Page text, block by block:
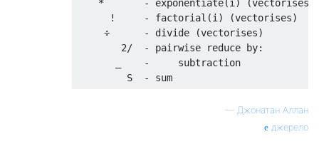
*       - exponentiate(i)
!     - factorial(i) (vectorises)
÷      - divide (vectorises)
        2/  - pairwise reduce by:
_    -     subtraction
— Джонатан Аллан
джерело